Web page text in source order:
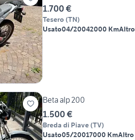
1.700 €
Tesero (TN)
Usato04/20042000 KmAltro
Beta alp 200
1.500 €
Breda di Piave (TV)
Usato05/20017000 KmAltro